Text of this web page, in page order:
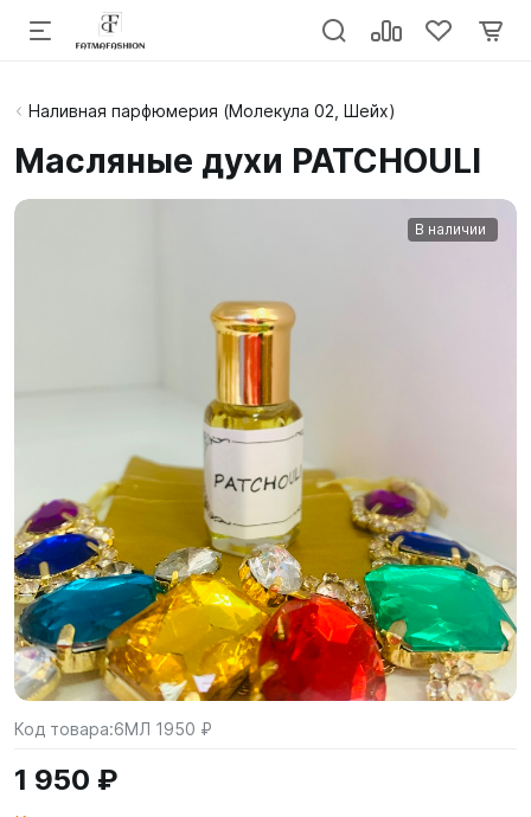
Наливная парфюмерия (Молекула 02, Шейх)
Масляные духи PATCHOULI
В наличии
Код товара:6МЛ 1950 ₽
1 950 ₽